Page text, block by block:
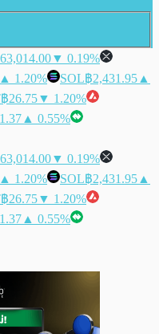
▼ 0.19%
▲ 1.20% SOL฿2,431.95 ▲
฿26.75▼ 1.20%
▲ 0.55%
▼ 0.19%
▲ 1.20% SOL฿2,431.95 ▲
฿26.75▼ 1.20%
▲ 0.55%